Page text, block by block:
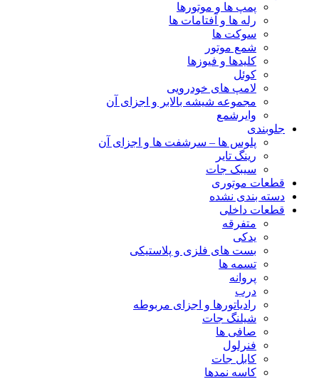
پمپ ها و موتورها
رله ها و آفتامات ها
سوکت ها
شمع موتور
کلیدها و فیوزها
کوئل
لامپ های خودرویی
مجموعه شیشه بالابر و اجزای آن
وایرشمع
جلوبندی
پلوس ها – سرشفت ها و اجزای آن
رینگ تایر
سیبک جات
قطعات موتوری
دسته بندی نشده
قطعات داخلی
متفرقه
یدکی
بست های فلزی و پلاستیکی
تسمه ها
پروانه
درب
رادیاتورها و اجزای مربوطه
شیلنگ جات
صافی ها
فنرلول
کابل جات
کاسه نمدها